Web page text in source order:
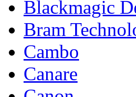
Blackmagic
Bram
Cambo
Canare